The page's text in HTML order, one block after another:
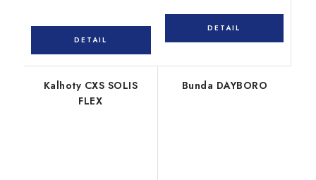
Kalhoty CXS SOLIS
FLEX
Bunda DAYBORO